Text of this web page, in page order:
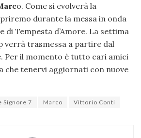
o. Come si evolverà la
durante la messa in onda
di Tempesta d’Amore. La settima
verrà trasmessa a partire dal
Per il momento è tutto cari amici
che tenervi aggiornati con nuove
Signore 7 Marco Vittorio Conti